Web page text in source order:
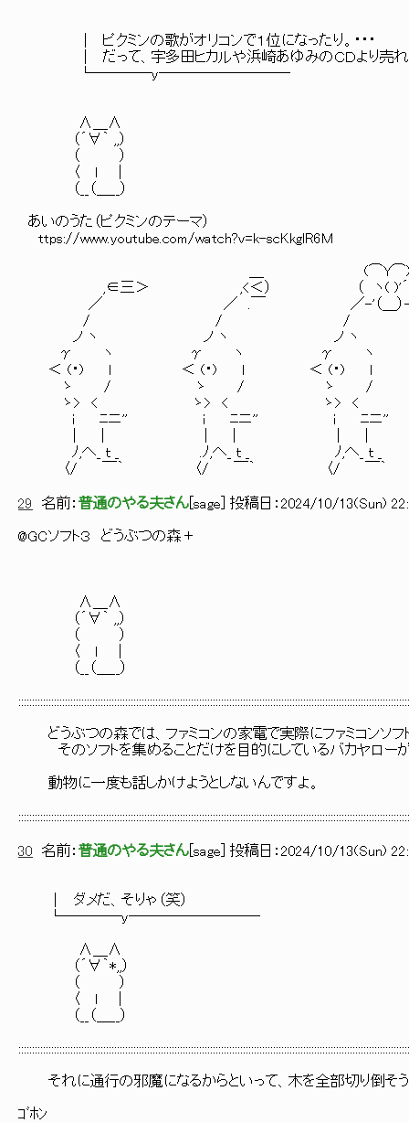
│ ピクミンの歌がオリコンで１位になったり。・・・
│ だって、宇多田ヒカルや浜崎あゆみのＣＤより売れるって
└────y─────────
∧＿∧
（´∀｀ ,,）
（ ）
〈 ｌ ｜
（__（＿__）
あいのうた（ピクミンのテーマ）
ttps://www.youtube.com/watch?v=k-scKkglR6M
＿
,∈三＞ ,<＜） （ ヽ( )'´
／ ／ .￣ ／-'（＿）-
/ / /
ノ ヽ ノ ヽ ノ ヽ
γ ヽ γ ヽ γ ヽ
＜ (・) l ＜ (・) l ＜ (・) l
ゝ / ゝ / ゝ /
ゝ> < ゝ> < ゝ> <
i ﾆニ'' i ﾆニ'' i ﾆニ''
ﾉ,へ_ ｔ _ .ﾉ,へ_ ｔ _ ﾉ,へ_ ｔ _
〈/ ￣｀ 〈/ ￣｀ 〈/ ￣｀
29 名前： 普通のやる夫さん sage ] 投稿日： 2024/10/13(Sun)
@GCソフト３ どうぶつの森＋
∧＿∧
（´∀｀ ,,）
（ ）
〈 ｌ ｜
（__（＿__）
どうぶつの森では、ファミコンの家電で実際にファミコンソフ
そのソフトを集めることだけを目的にしているバカヤロー
動物に一度も話しかけようとしないんですよ。
30 名前： 普通のやる夫さん sage ] 投稿日： 2024/10/13(Sun)
│ ダメだ、そりゃ（笑）
└────y─────────
∧＿∧
（´∀｀*,,）
（ ）
〈 ｌ ｜
（__（＿__）
それに通行の邪魔になるからといって、木を全部切り倒そう
ｺﾞﾎﾝ